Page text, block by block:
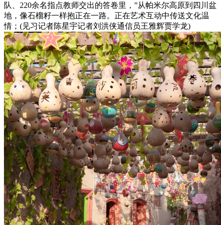
队、220余名指点教师交出的答卷里，”从帕米尔高原到四川盆
地，像石榴籽一样抱正在一路。正在艺术互动中传送文化温
情；(见习记者陈星宇记者刘洪侠通信员王雅辉贾学龙)